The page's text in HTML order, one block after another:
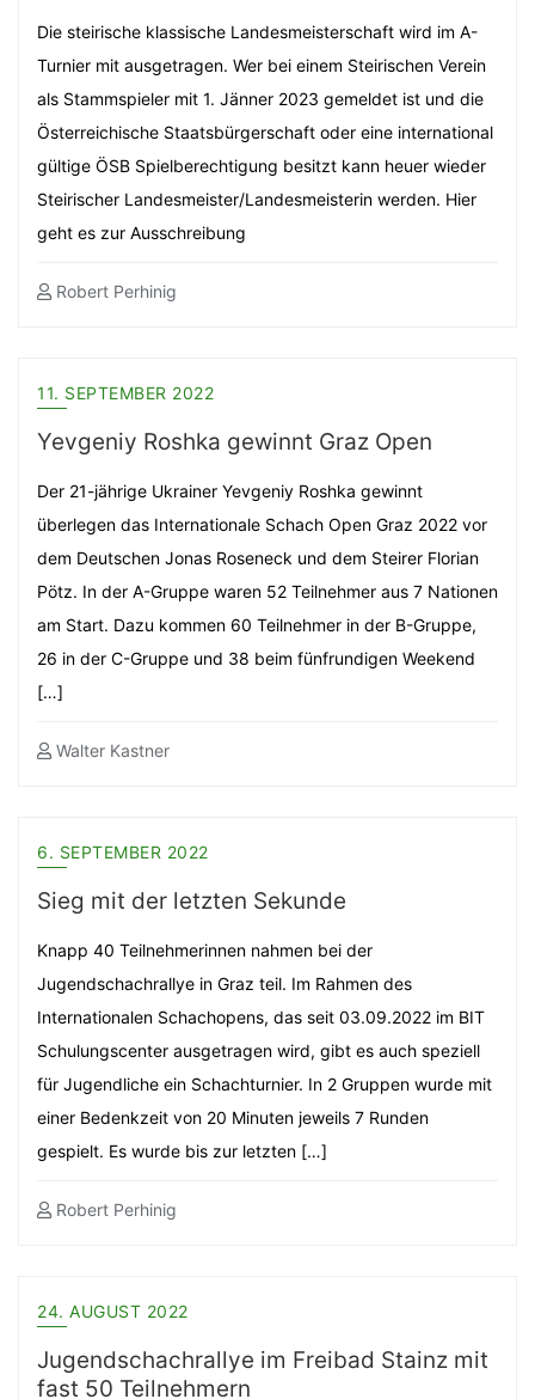
Die steirische klassische Landesmeisterschaft wird im A-
Turnier mit ausgetragen. Wer bei einem Steirischen Verein
als Stammspieler mit 1. Jänner 2023 gemeldet ist und die
Österreichische Staatsbürgerschaft oder eine international
gültige ÖSB Spielberechtigung besitzt kann heuer wieder
Steirischer Landesmeister/Landesmeisterin werden. Hier
geht es zur Ausschreibung
Robert Perhinig
11. SEPTEMBER 2022
Yevgeniy Roshka gewinnt Graz Open
Der 21-jährige Ukrainer Yevgeniy Roshka gewinnt
überlegen das Internationale Schach Open Graz 2022 vor
dem Deutschen Jonas Roseneck und dem Steirer Florian
Pötz. In der A-Gruppe waren 52 Teilnehmer aus 7 Nationen
am Start. Dazu kommen 60 Teilnehmer in der B-Gruppe,
26 in der C-Gruppe und 38 beim fünfrundigen Weekend
[…]
Walter Kastner
6. SEPTEMBER 2022
Sieg mit der letzten Sekunde
Knapp 40 Teilnehmerinnen nahmen bei der
Jugendschachrallye in Graz teil. Im Rahmen des
Internationalen Schachopens, das seit 03.09.2022 im BIT
Schulungscenter ausgetragen wird, gibt es auch speziell
für Jugendliche ein Schachturnier. In 2 Gruppen wurde mit
einer Bedenkzeit von 20 Minuten jeweils 7 Runden
gespielt. Es wurde bis zur letzten […]
Robert Perhinig
24. AUGUST 2022
Jugendschachrallye im Freibad Stainz mit
fast 50 Teilnehmern